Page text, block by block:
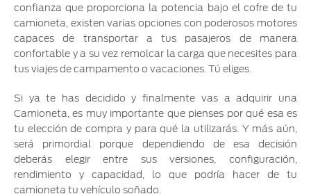
confianza que proporciona la potencia bajo el cofre de tu
camioneta, existen varias opciones con poderosos motores
capaces de transportar a tus pasajeros de manera
confortable y a su vez remolcar la carga que necesites para
tus viajes de campamento o vacaciones. Tú eliges.
Si ya te has decidido y finalmente vas a adquirir una
Camioneta, es muy importante que pienses por qué esa es
tu elección de compra y para qué la utilizarás. Y más aún,
será primordial porque dependiendo de esa decisión
deberás elegir entre sus versiones, configuración,
rendimiento y capacidad, lo que podría hacer de tu
camioneta tu vehículo soñado.